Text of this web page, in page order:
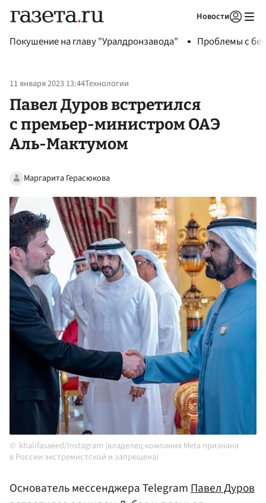
Новости
Покушение на главу "Уралдронзавода" Проблемы с
11 января 2023 13:44Технологии
Павел Дуров встретился
с премьер-министром ОАЭ
Аль-Мактумом
Маргарита Герасюкова
khalifasaeed/Instagram (владелец компания Meta признана
в России экстремистской и запрещена)
Основатель мессенджера TelegramПавел Дуров